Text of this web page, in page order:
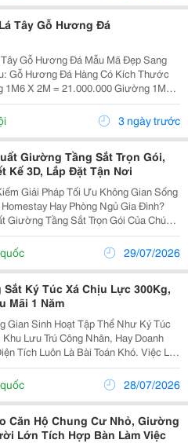
Tây Gỗ Hương Đá
Gỗ Hương Đá Mẫu Mã Đẹp Sang
Gỗ Hương Đá Hàng Có Kích Thước
1M6 X 2M = 21.000.000 Giường 1M8
Giường 2M X 2M2 = 26.500.000 Giá
Sơn Pu Hoặc Đánh Vecni ~~~ ≫≫≫
3 ngày trước
Giường Tầng Sắt Trọn Gói,
Kế 3D, Lắp Đặt Tận Nơi
Giải Pháp Tối Ưu Không Gian Sống
Hay Phòng Ngủ Gia Đình?
Giường Tầng Sắt Trọn Gói Của Chúng
Vị Trực Tiếp Gia Công Và Phân Phối
Tầng Sắt Thông Minh, Chất Lượng...
29/07/2026
Ký Túc Xá Chịu Lực 300Kg,
Mãi 1 Năm
Gian Sinh Hoạt Tập Thể Như Ký Túc
Lưu Trú Công Nhân, Hay Doanh
Tích Luôn Là Bài Toán Khó. Việc Lắp
Tầng Thông Thường Đôi Khi Gặp
Lắc, Tiếng Ồn Hoặc Tuổi Thọ...
28/07/2026
Căn Hộ Chung Cư Nhỏ, Giường
Lớn Tích Hợp Bàn Làm Việc